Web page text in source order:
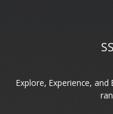
Explore, Experience,